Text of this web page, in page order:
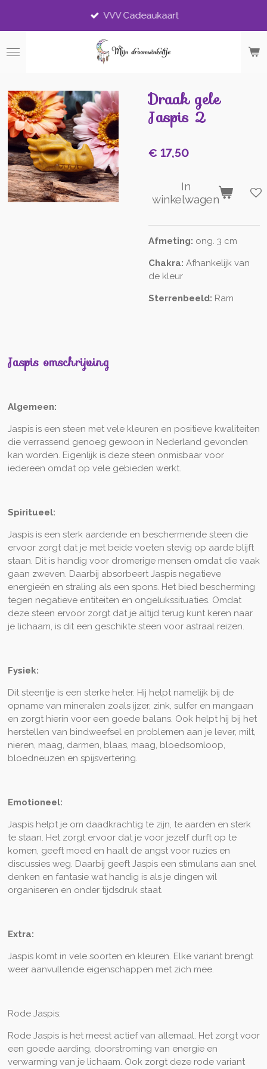
de
VVV Cadeaukaart
Draak gele
Jaspis 2
€ 17,50
In
winkelwagen
Afmeting: ong. 3 cm
Chakra: Afhankelijk van
de kleur
Sterrenbeeld: Ram
Jaspis omschrijving
Algemeen:
Jaspis is een steen met vele kleuren en positieve kwaliteiten
die verrassend genoeg gewoon in Nederland gevonden
kan worden. Eigenlijk is deze steen onmisbaar voor
iedereen omdat op vele gebieden werkt.
Spiritueel:
Jaspis is een sterk aardende en beschermende steen die
ervoor zorgt dat je met beide voeten stevig op aarde blijft
staan. Dit is handig voor dromerige mensen omdat die vaak
gaan zweven. Daarbij absorbeert Jaspis negatieve
energieën en straling als een spons. Het bied bescherming
tegen negatieve entiteiten en ongelukssituaties. Omdat
deze steen ervoor zorgt dat je altijd terug kunt keren naar
je lichaam, is dit een geschikte steen voor astraal reizen.
Fysiek:
Dit steentje is een sterke heler. Hij helpt namelijk bij de
opname van mineralen zoals ijzer, zink, sulfer en mangaan
en zorgt hierin voor een goede balans. Ook helpt hij bij het
herstellen van bindweefsel en problemen aan je lever, milt,
nieren, maag, darmen, blaas, maag, bloedsomloop,
bloedneuzen en spijsvertering.
Emotioneel:
Jaspis helpt je om daadkrachtig te zijn, te aarden en sterk
te staan. Het zorgt ervoor dat je voor jezelf durft op te
komen, geeft moed en haalt de angst voor ruzies en
discussies weg. Daarbij geeft Jaspis een stimulans aan snel
denken en fantasie wat handig is als je dingen wil
organiseren en onder tijdsdruk staat.
Extra:
Jaspis komt in vele soorten en kleuren. Elke variant brengt
weer aanvullende eigenschappen met zich mee.
Rode Jaspis:
Rode Jaspis is het meest actief van allemaal. Het zorgt voor
een goede aarding, doorstroming van energie en
verwarming van je lichaam. Ook zorgt deze rode variant